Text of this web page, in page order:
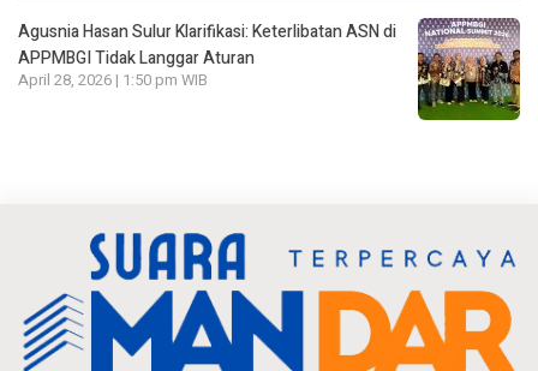
Agusnia Hasan Sulur Klarifikasi: Keterlibatan ASN di
APPMBGI Tidak Langgar Aturan
April 28, 2026 | 1:50 pm WIB